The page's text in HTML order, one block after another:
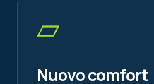
▱
Nuovo comfort